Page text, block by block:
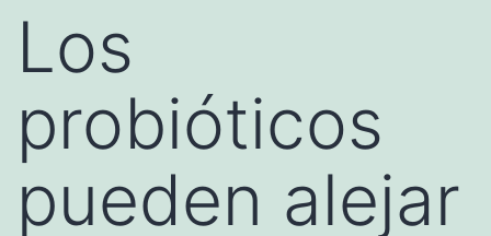
Los
probióticos
pueden alejar